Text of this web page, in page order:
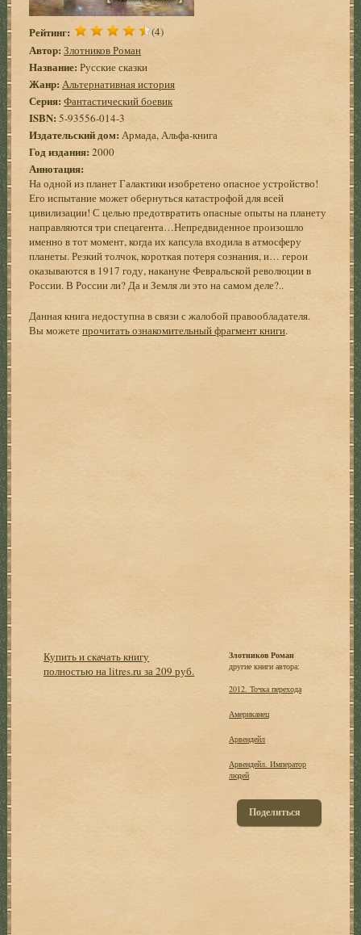
Рейтинг: (4)
Автор: Злотников Роман
Название: Русские сказки
Жанр: Альтернативная история
Серия: Фантастический боевик
ISBN:5-93556-014-3
Издательский дом: Армада, Альфа-книга
Год издания: 2000
Аннотация:
На одной из планет Галактики изобретено опасное устройство!
Его испытание может обернуться катастрофой для всей
цивилизации! С целью предотвратить опасные опыты на планету
направляются три спецагента…Непредвиденное произошло
именно в тот момент, когда их капсула входила в атмосферу
планеты. Резкий толчок, короткая потеря сознания, и… герои
оказываются в 1917 году, накануне Февральской революции в
России. В России ли? Да и Земля ли это на самом деле?..
Данная книга недоступна в связи с жалобой правообладателя.
Вы можетепрочитать ознакомительный фрагмент книги.
Купить и скачать книгу
полностью на litres.ru за 209 руб.
Злотников Роман
другие книги автора:
2012. Точка перехода
Американец
Арвендейл
Арвендейл. Император
людей
Поделиться